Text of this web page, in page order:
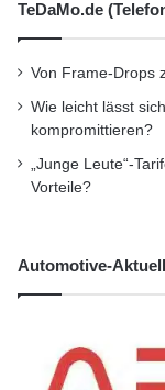
TeDaMo.de
Von Frame-Drops
Wie leicht lässt
kompromittieren?
„Junge Leute“-
Vorteile?
Automotive-